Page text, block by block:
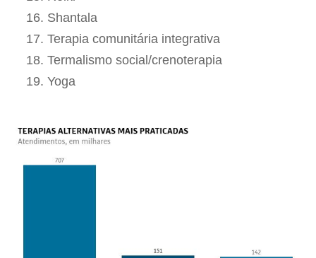
Shantala
Terapia comunitária integrativa
Termalismo social/crenoterapia
Yoga